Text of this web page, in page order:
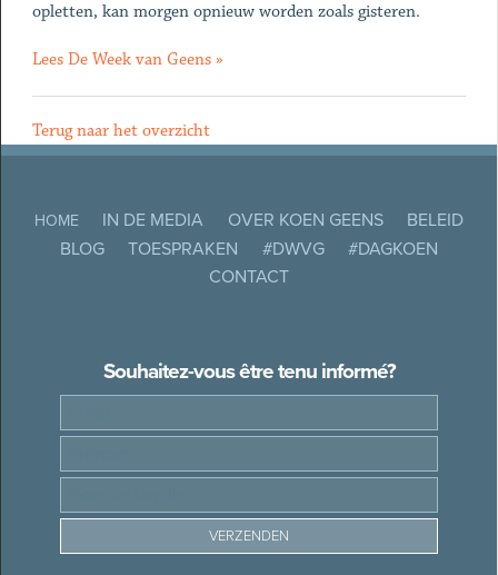
opletten, kan morgen opnieuw worden zoals gisteren.
Lees De Week van Geens »
Terug naar het overzicht
HOME IN DE MEDIA OVER KOEN GEENS
BELEID
BLOG
TOESPRAKEN #DWVG
#DAGKOEN
CONTACT
Souhaitez-vous être tenu informé?